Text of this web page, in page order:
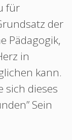
für
der
Pädagogik,
in
kann.
sich dieses
Sein